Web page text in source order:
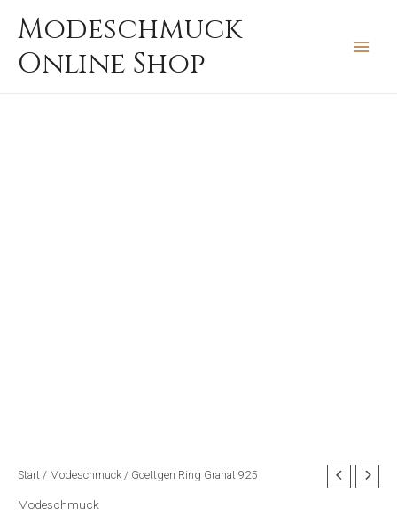
Inhalt
springen
Modeschmuck
Online Shop
Start / Modeschmuck / Goettgen Ring Granat 925
Modeschmuck